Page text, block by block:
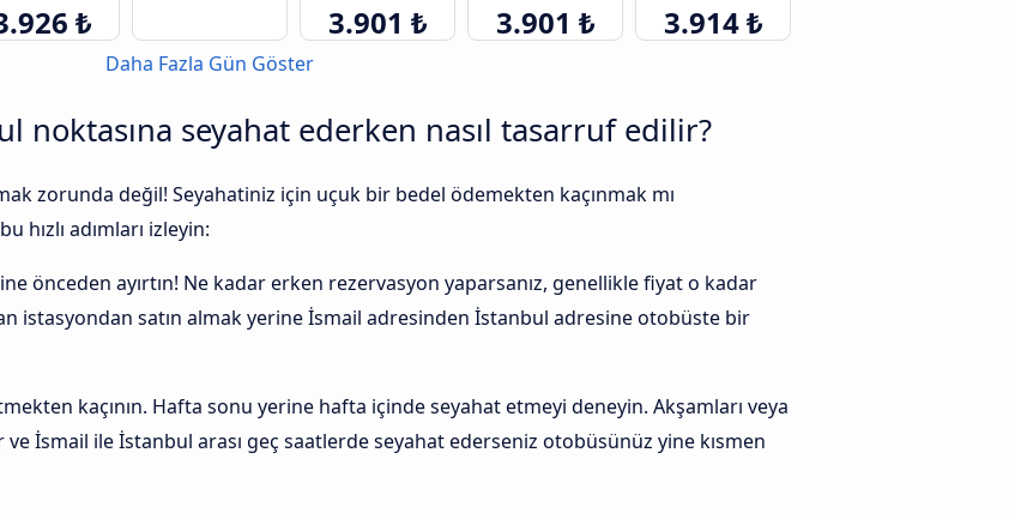
₺ 3.901 ₺ 3.901 ₺ 3.914 ₺
Daha Fazla Gün Göster
noktasına seyahat ederken nasıl tasarruf edilir?
zorunda değil! Seyahatiniz için uçuk bir bedel ödemekten kaçınmak mı
hızlı adımları izleyin:
önceden ayırtın! Ne kadar erken rezervasyon yaparsanız, genellikle fiyat o kadar
istasyondan satın almak yerine İsmail adresinden İstanbul adresine otobüste bir
kaçının. Hafta sonu yerine hafta içinde seyahat etmeyi deneyin. Akşamları veya
İsmail ile İstanbul arası geç saatlerde seyahat ederseniz otobüsünüz yine kısmen